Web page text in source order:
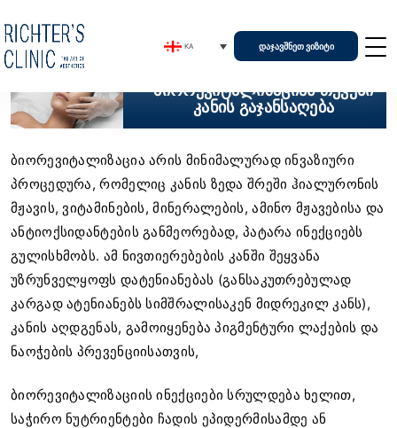
KA ᲓᲐᲯᲐᲕᲨᲜᲔᲗ ᲕᲘᲖᲘᲢᲘ
ბიორევიტალიზაციას თქვენი
კანის გაჯანსაღება
ბიორევიტალიზაცია არის მინიმალურად ინვაზიური
პროცედურა, რომელიც კანის ზედა შრეში ჰიალურონის
მჟავის, ვიტამინების, მინერალების, ამინო მჟავებისა და
ანტიოქსიდანტების განმეორებად, პატარა ინექციებს
გულისხმობს. ამ ნივთიერებების კანში შეყვანა
უზრუნველყოფს დატენიანებას (განსაკუთრებულად
კარგად ატენიანებს სიმშრალისაკენ მიდრეკილ კანს),
კანის აღდგენას, გამოიყენება პიგმენტური ლაქების და
ნაოჭების პრევენციისათვის,
ბიორევიტალიზაციის ინექციები სრულდება ხელით,
საჭირო ნუტრიენტები ჩადის ეპიდერმისამდე ან